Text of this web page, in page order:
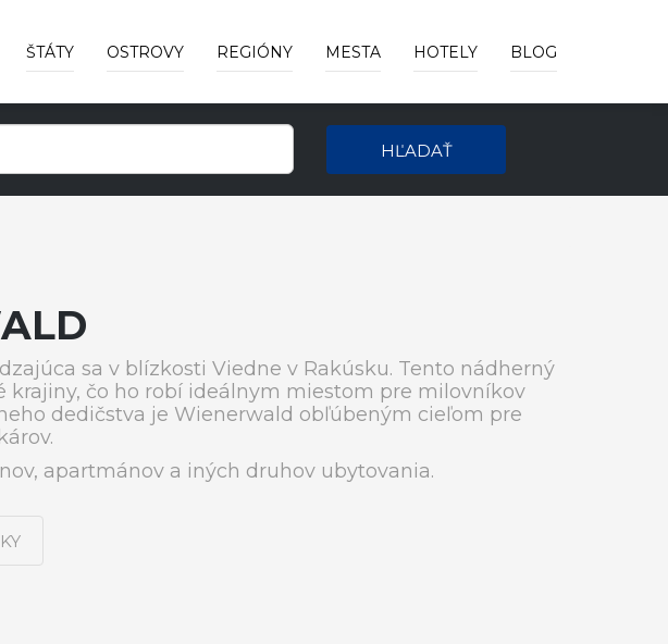
ŠTÁTY OSTROVY REGIÓNY MESTA HOTELY BLOG
HĽADAŤ
sa v blízkosti Viedne v Rakúsku. Tento nádherný
krajiny, čo ho robí ideálnym miestom pre milovníkov
dedičstva je Wienerwald obľúbeným cieľom pre
apartmánov a iných druhov ubytovania.